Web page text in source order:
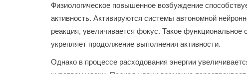
Физиологическое повышенное возбуждение
активность. Активируются системы автономной
реакция, увеличивается фокус. Такое
укрепляет продолжение выполнения активности.
Однако в процессе расходования энергии